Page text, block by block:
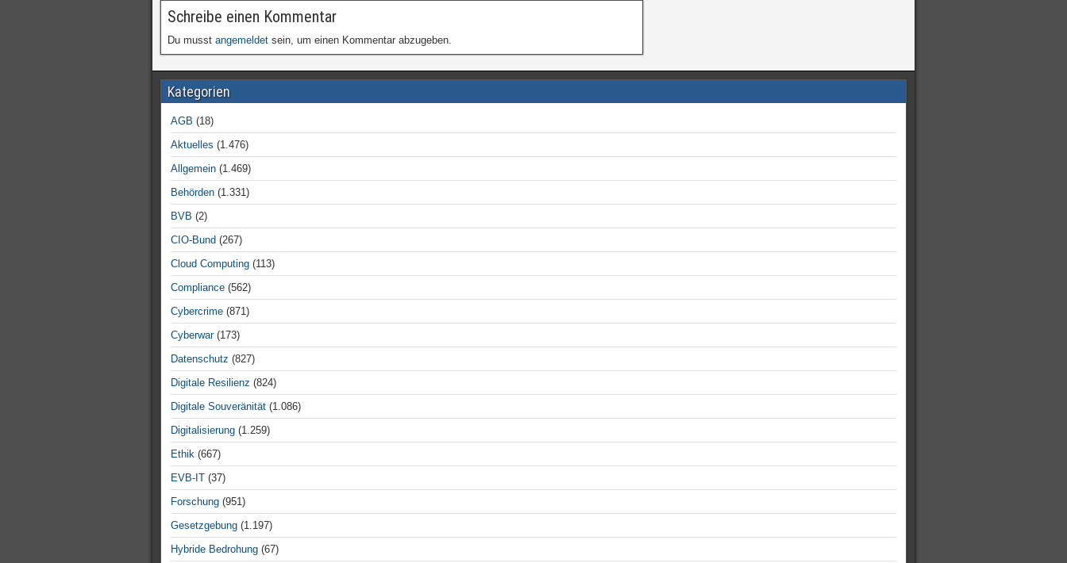
Schreibe einen Kommentar
Du musst angemeldet sein, um einen Kommentar abzugeben.
Kategorien
AGB (18)
Aktuelles (1.476)
Allgemein (1.469)
Behörden (1.331)
BVB (2)
CIO-Bund (267)
Cloud Computing (113)
Compliance (562)
Cybercrime (871)
Cyberwar(173)
Datenschutz (827)
Digitale Resilienz (824)
Digitale Souveränität (1.086)
Digitalisierung (1.259)
Ethik (667)
EVB-IT (37)
Forschung (951)
Gesetzgebung (1.197)
Hybride Bedrohung (67)